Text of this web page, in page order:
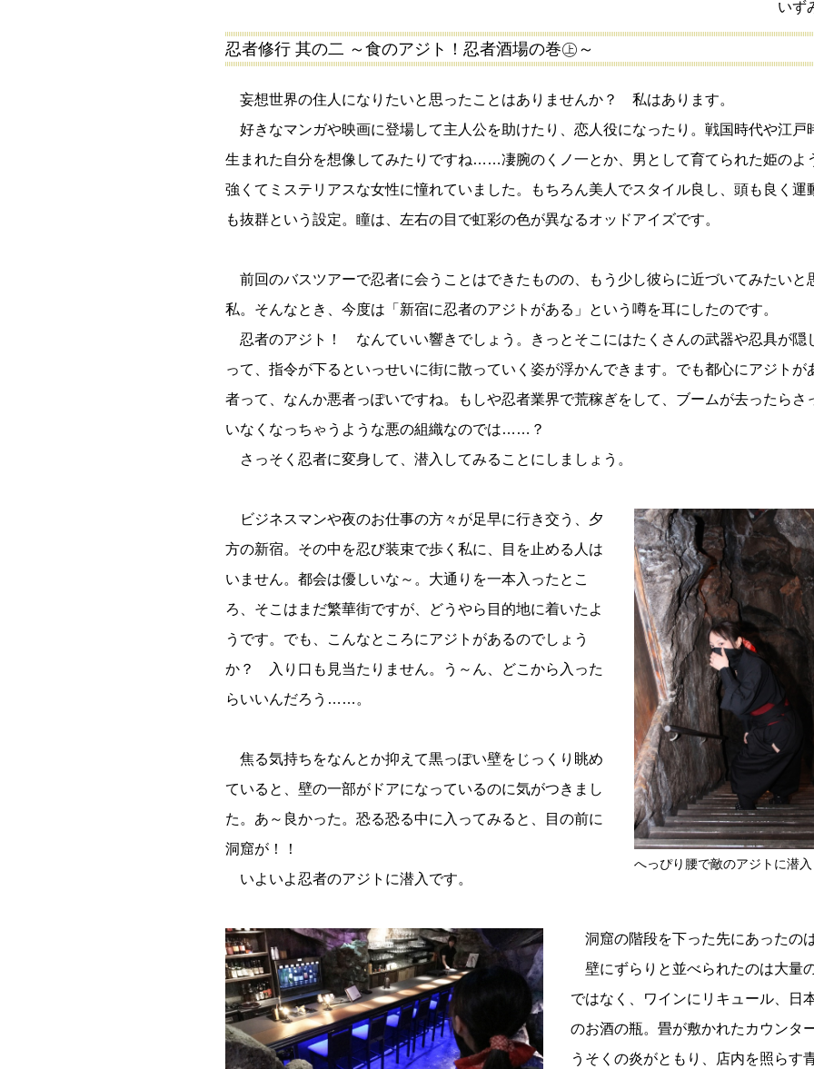
いず
忍者修行 其の二 ～食のアジト！忍者酒場の巻㊤～
妄想世界の住人になりたいと思ったことはありませんか？ 私はあります。
好きなマンガや映画に登場して主人公を助けたり、恋人役になったり。戦国時代や江戸
生まれた自分を想像してみたりですね……凄腕のくノ一とか、男として育てられた姫のよ
強くてミステリアスな女性に憧れていました。もちろん美人でスタイル良し、頭も良く運
も抜群という設定。瞳は、左右の目で虹彩の色が異なるオッドアイズです。
前回のバスツアーで忍者に会うことはできたものの、もう少し彼らに近づいてみたいと
私。そんなとき、今度は「新宿に忍者のアジトがある」という噂を耳にしたのです。
忍者のアジト！ なんていい響きでしょう。きっとそこにはたくさんの武器や忍具が隠
って、指令が下るといっせいに街に散っていく姿が浮かんできます。でも都心にアジトが
者って、なんか悪者っぽいですね。もしや忍者業界で荒稼ぎをして、ブームが去ったらさ
いなくなっちゃうような悪の組織なのでは……？
さっそく忍者に変身して、潜入してみることにしましょう。
へっぴり腰で敵のアジトに潜入
ビジネスマンや夜のお仕事の方々が足早に行き交う、夕
方の新宿。その中を忍び装束で歩く私に、目を止める人は
いません。都会は優しいな～。大通りを一本入ったとこ
ろ、そこはまだ繁華街ですが、どうやら目的地に着いたよ
うです。でも、こんなところにアジトがあるのでしょう
か？ 入り口も見当たりません。う～ん、どこから入った
らいいんだろう……。
焦る気持ちをなんとか抑えて黒っぽい壁をじっくり眺め
ていると、壁の一部がドアになっているのに気がつきまし
た。あ～良かった。恐る恐る中に入ってみると、目の前に
洞窟が！！
いよいよ忍者のアジトに潜入です。
洞窟の階段を下った先にあった
壁にずらりと並べられたのは大量の
ではなく、ワインにリキュール、日
のお酒の瓶。畳が敷かれたカウンタ
うそくの炎がともり、店内を照らす